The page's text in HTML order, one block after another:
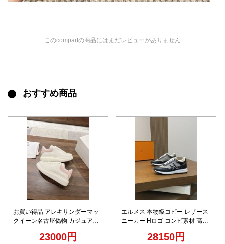
このcompartの商品にはまだレビューがありません
おすすめ商品
お買い得品 アレキサンダーマッ
クイーン名古屋偽物 カジュアル
23000円
エルメス 本物級コピー レザース
ニーカー Hロゴ コンビ素材 高級
28150円